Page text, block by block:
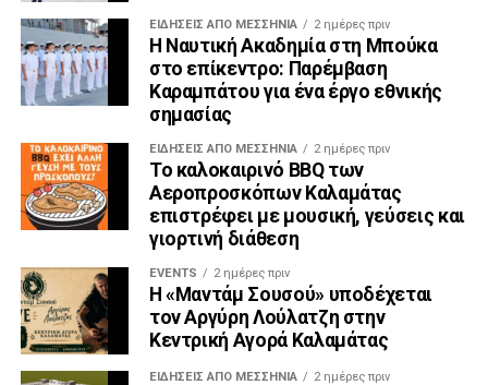
ΕΙΔΉΣΕΙΣ ΑΠΟ ΜΕΣΣΗΝΊΑ 2 ημέρες πριν
Η Ναυτική Ακαδημία στη Μπούκα
στο επίκεντρο: Παρέμβαση
Καραμπάτου για ένα έργο εθνικής
σημασίας
ΕΙΔΉΣΕΙΣ ΑΠΟ ΜΕΣΣΗΝΊΑ 2 ημέρες πριν
Το καλοκαιρινό BBQ των
Αεροπροσκόπων Καλαμάτας
επιστρέφει με μουσική, γεύσεις και
γιορτινή διάθεση
EVENTS 2 ημέρες πριν
Η «Μαντάμ Σουσού» υποδέχεται
τον Αργύρη Λούλατζη στην
Κεντρική Αγορά Καλαμάτας
ΕΙΔΉΣΕΙΣ ΑΠΟ ΜΕΣΣΗΝΊΑ 2 ημέρες πριν